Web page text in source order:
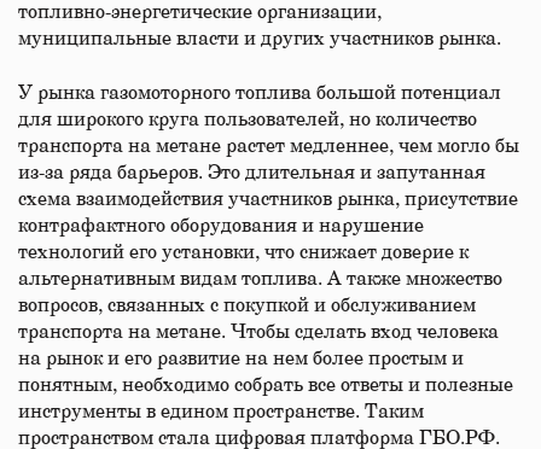
топливно-энергетические организации,
муниципальные власти и других участников рынка.
У рынка газомоторного топлива большой потенциал
для широкого круга пользователей, но количество
транспорта на метане растет медленнее, чем могло бы
из-за ряда барьеров. Это длительная и запутанная
схема взаимодействия участников рынка, присутствие
контрафактного оборудования и нарушение
технологий его установки, что снижает доверие к
альтернативным видам топлива. А также множество
вопросов, связанных с покупкой и обслуживанием
транспорта на метане. Чтобы сделать вход человека
на рынок и его развитие на нем более простым и
понятным, необходимо собрать все ответы и полезные
инструменты в едином пространстве. Таким
пространством стала цифровая платформа ГБО.РФ.